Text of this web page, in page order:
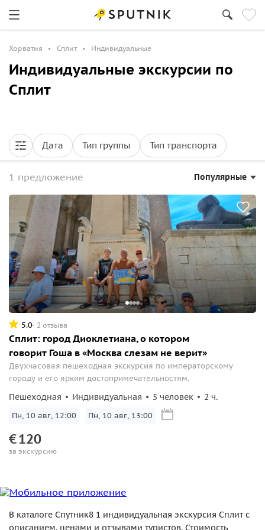
Хорватия Сплит Индивидуальные
Индивидуальные экскурсии по
Сплит
Дата Тип группы Тип транспорта
1 предложение Популярные
5.0 2 отзыва
Сплит: город Диоклетиана, о котором
говорит Гоша в «Москва слезам не верит»
Двухчасовая пешеходная экскурсия по императорскому
городу и его ярким достопримечательностям.
Пешеходная Индивидуальная 5 человек 2 ч.
Пн, 10 авг, 12:00 Пн, 10 авг, 13:00
€120
за экскурсию
В каталоге Спутник8 1 индивидуальная экскурсия Сплит с
описанием, ценами и отзывами туристов. Стоимость